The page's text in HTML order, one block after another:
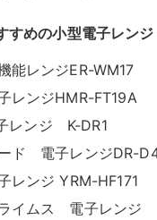
すめの小型電子レンジ
レンジER-WM17
レンジHMR-FT19A
レンジ K-DR1
ド 電子レンジDR-
ンジ YRM-HF171
イムス 電子レンジ